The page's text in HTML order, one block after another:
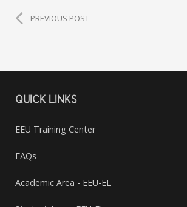
PREVIOUS POST
QUICK LINKS
EEU Training Center
FAQs
Academic Area - EEU-EL